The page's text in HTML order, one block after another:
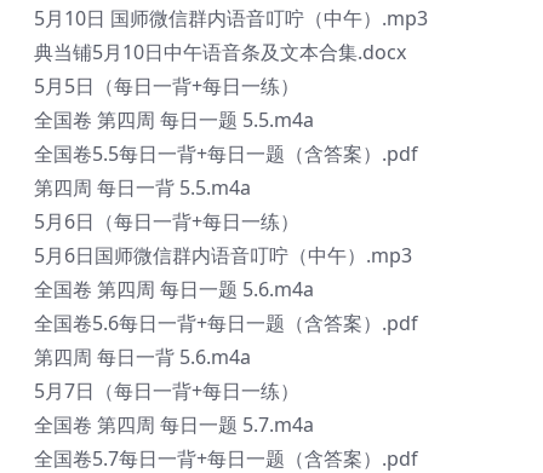
5月10日 国师微信群内语音叮咛（中午）.mp3
典当铺5月10日中午语音条及文本合集.docx
5月5日（每日一背+每日一练）
全国卷 第四周 每日一题 5.5.m4a
全国卷5.5每日一背+每日一题（含答案）.pdf
第四周 每日一背 5.5.m4a
5月6日（每日一背+每日一练）
5月6日国师微信群内语音叮咛（中午）.mp3
全国卷 第四周 每日一题 5.6.m4a
全国卷5.6每日一背+每日一题（含答案）.pdf
第四周 每日一背 5.6.m4a
5月7日（每日一背+每日一练）
全国卷 第四周 每日一题 5.7.m4a
全国卷5.7每日一背+每日一题（含答案）.pdf